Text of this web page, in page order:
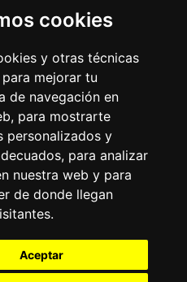
cookies
y otras técnicas
mejorar tu
de navegación en
para mostrarte
personalizados y
para analizar
nuestra web y para
de donde llegan
Aceptar